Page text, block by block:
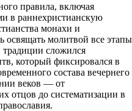
правила, включая
в раннехристианскую
монахи и
освящать молитвой все этапы
сложился
который фиксировался в
состава вечернего
веков — от
отцов до систематизации в